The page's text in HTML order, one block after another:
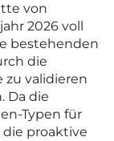
von
2026 voll
bestehenden
die
validieren
Da die
Typen für
proaktive